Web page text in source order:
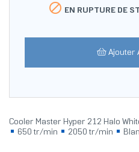
 EN RUPTURE DE
Ajouter
Cooler Master Hyper 212 Halo
650 tr/min
2050 tr/min